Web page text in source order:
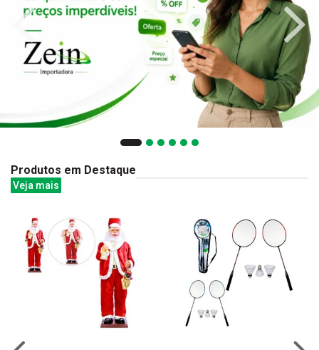
Produtos em Destaque
Veja mais